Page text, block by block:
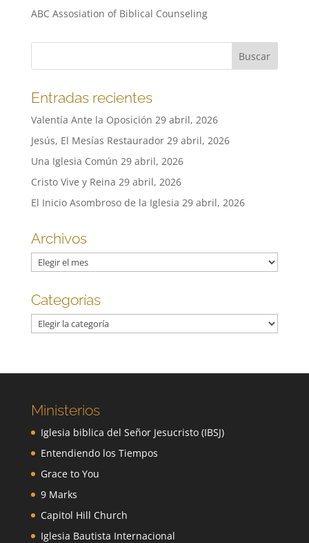
ABC Assosiation of Biblical Counseling
Entradas recientes
Valentía Ante la Oposición 29 abril, 2026
Jesús, El Mesías Restaurador 29 abril, 2026
Una Iglesia Común 29 abril, 2026
Cristo Vive y Reina 29 abril, 2026
El Inicio Asombroso de la Iglesia 29 abril, 2026
Archivos
Archivos
Categorías
Categorías
Ministerios
Iglesia biblica del Señor Jesucristo (IBSJ)
Entendiendo los Tiempos
Grace to You
9 Marks
Capitol Hill Church
Iglesia Bautista Internacional